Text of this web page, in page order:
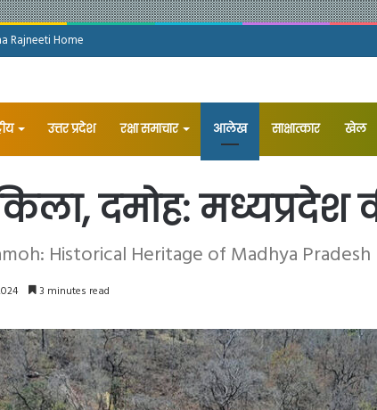
Rajneeti Home
उत्तर प्रदेश रक्षा समाचार आलेख ⁠साक्षात्कार खेल
दमोह: मध्यप्रदेश
Historical Heritage of Madhya Pradesh
3 minutes read